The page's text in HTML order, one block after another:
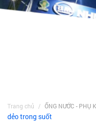
Trang chủ ỐNG NƯỚC - PHỤ
dẻo trong suốt